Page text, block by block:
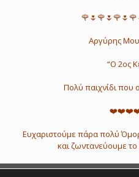
Αργύρης
“Ο 2ος
Πολύ παιχνίδι που
Ευχαριστούμε πάρα πολύ
και ζωντανεύουμε